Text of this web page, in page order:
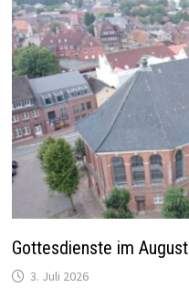
Gottesdienste im August
3. Juli 2026